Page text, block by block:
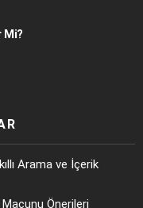
Mi?
Arama ve İçerik
Önerileri